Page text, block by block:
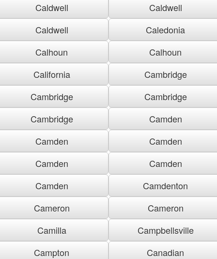
Caldwell
Caldwell
Caldwell
Caledonia
Calhoun
Calhoun
California
Cambridge
Cambridge
Cambridge
Cambridge
Camden
Camden
Camden
Camden
Camden
Camden
Camdenton
Cameron
Cameron
Camilla
Campbellsville
Campton
Canadian